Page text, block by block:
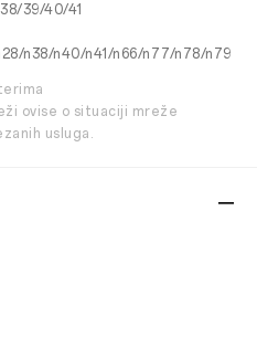
39/40/41
n38/n40/n41/n66/n77/n78/n79
ovise o situaciji mreže
usluga.